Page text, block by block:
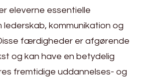
eleverne essentielle
kommunikation og
færdigheder er afgørende
og kan have en betydelig
fremtidige uddannelses- og